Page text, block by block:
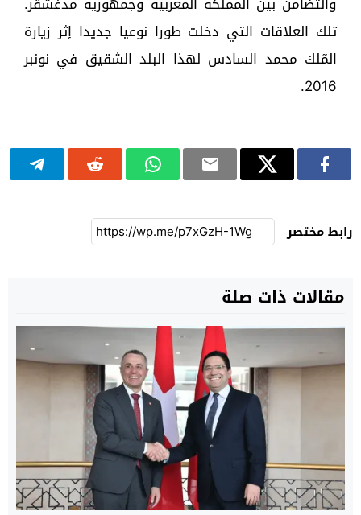
تلك العلاقات التي دخلت طورا نوعيا جديدا إثر زيارة
المٓلك محمد السادس لهذا البلد الشقيق في نونبر
2016.
رابط مختصر
مقالات ذات صلة